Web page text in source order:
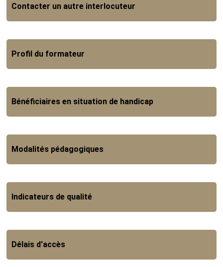
Contacter un autre interlocuteur
Profil du formateur
Bénéficiaires en situation de handicap
Modalités pédagogiques
Indicateurs de qualité
Délais d'accès